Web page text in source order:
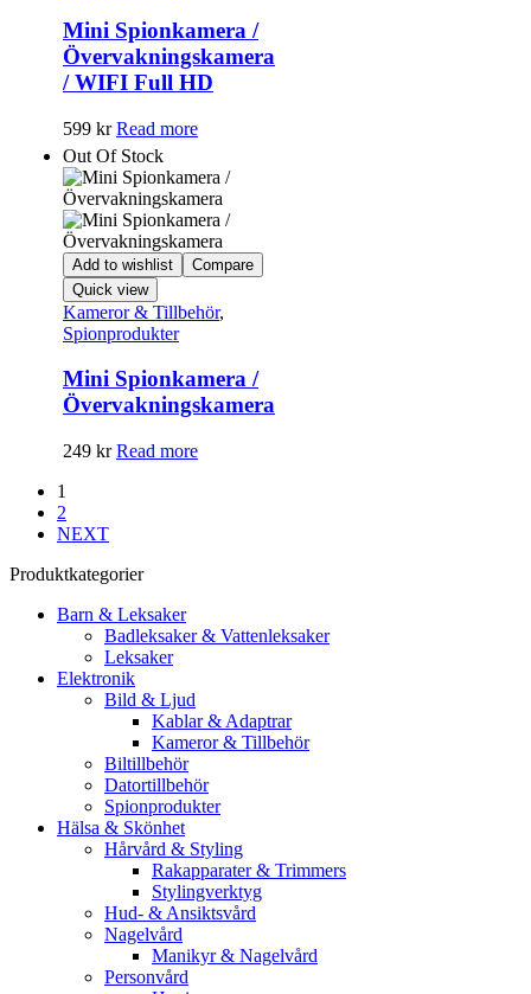
Mini Spionkamera /
Övervakningskamera
/ WIFI Full HD
599 kr Read more
Out Of Stock
Add to wishlist
Compare
Quick view
Kameror & Tillbehör,
Spionprodukter
Mini Spionkamera /
Övervakningskamera
249 kr Read more
1
2
NEXT
Produktkategorier
Barn & Leksaker
Badleksaker & Vattenleksaker
Leksaker
Elektronik
Bild & Ljud
Kablar & Adaptrar
Kameror & Tillbehör
Biltillbehör
Datortillbehör
Spionprodukter
Hälsa & Skönhet
Hårvård & Styling
Rakapparater & Trimmers
Stylingverktyg
Hud- & Ansiktsvård
Nagelvård
Manikyr & Nagelvård
Personvård